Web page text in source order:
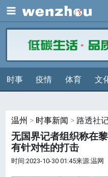
展开
时事 疫情 体育 文
温州 > 时事新闻 > 路透社
无国界记者组织称在
有针对性的打击
时间:2023-10-30 01:45来源:温网